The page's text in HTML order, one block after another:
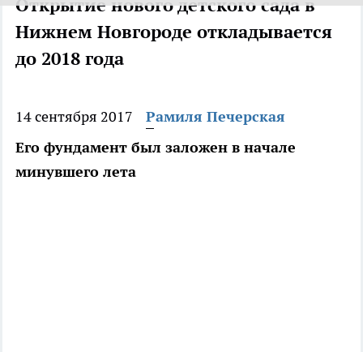
Открытие нового детского сада в
Нижнем Новгороде откладывается
до 2018 года
14 сентября 2017
Рамиля Печерская
Его фундамент был заложен в начале
минувшего лета